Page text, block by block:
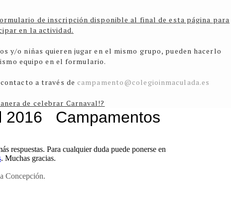
de inscripción disponible al final de esta página para
en la actividad.
y/o niñas quieren jugar en el mismo grupo, pueden hacerlo
equipo en el formulario.
contacto a través decampamento@colegioinmaculada.es
de celebrar Carnaval!?